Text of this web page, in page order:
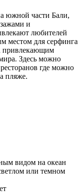
южной части Бали,
и
любителей
местом для серфинга
привлекающим
Здесь можно
где можно
пляже.
видом на океан
или темном